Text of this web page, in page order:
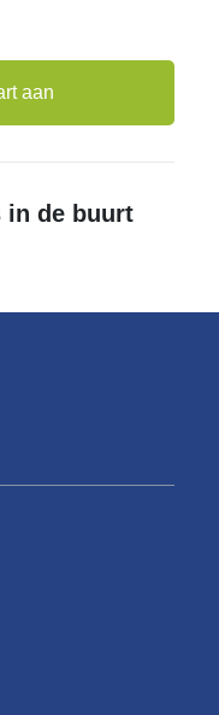
aan
in de buurt